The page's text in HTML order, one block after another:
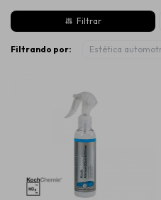
Filtrando por: Estética
Llantas
Lubricantes